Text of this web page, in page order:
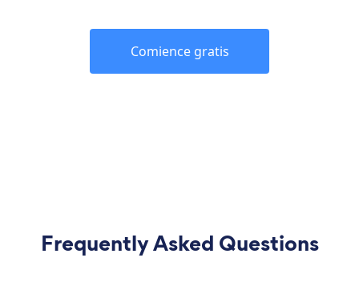
Comience gratis
Frequently Asked Questions